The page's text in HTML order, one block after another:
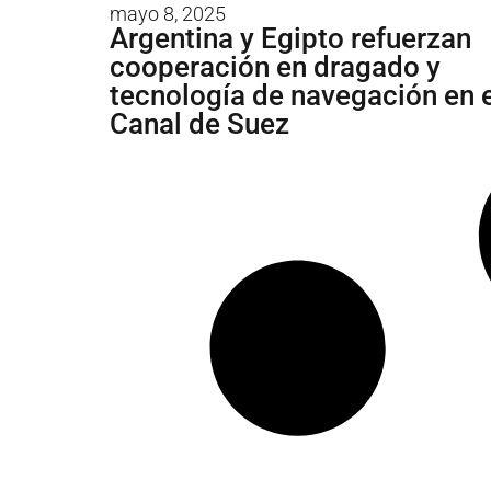
mayo 8, 2025
Argentina y Egipto refuerzan
cooperación en dragado y
tecnología de navegación en
Canal de Suez